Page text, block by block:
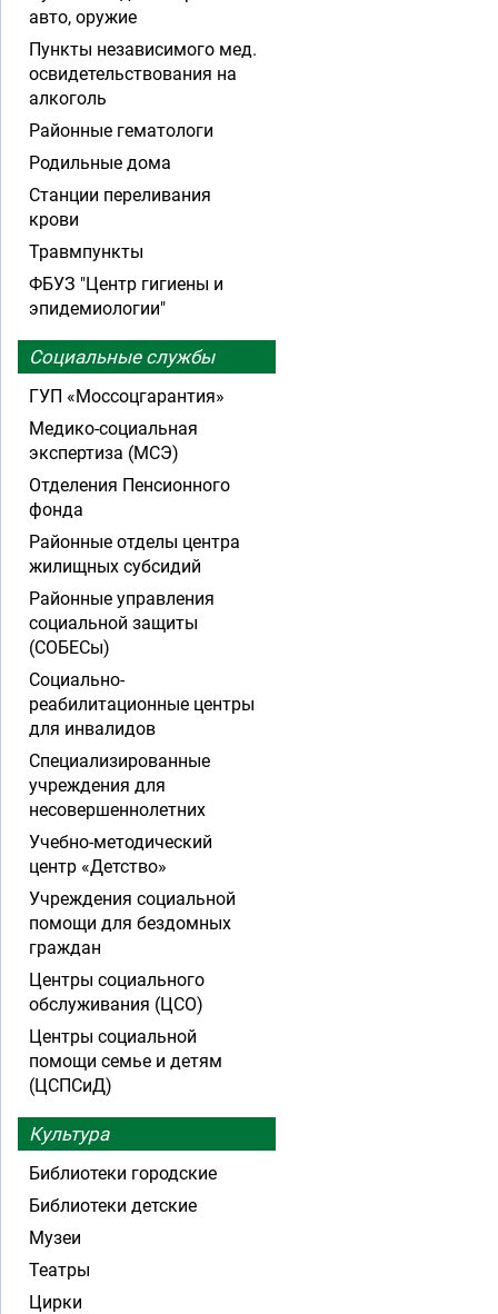
авто, оружие
Пункты независимого мед.
освидетельствования на
алкоголь
Районные гематологи
Родильные дома
Станции переливания
крови
Травмпункты
ФБУЗ "Центр гигиены и
эпидемиологии"
Социальные службы
ГУП «Моссоцгарантия»
Медико-социальная
экспертиза (МСЭ)
Отделения Пенсионного
фонда
Районные отделы центра
жилищных субсидий
Районные управления
социальной защиты
(СОБЕСы)
Социально-
реабилитационные центры
для инвалидов
Специализированные
учреждения для
несовершеннолетних
Учебно-методический
центр «Детство»
Учреждения социальной
помощи для бездомных
граждан
Центры социального
обслуживания (ЦСО)
Центры социальной
помощи семье и детям
(ЦСПСиД)
Культура
Библиотеки городские
Библиотеки детские
Музеи
Театры
Цирки